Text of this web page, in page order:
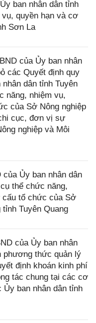
ban nhân dân tỉnh
quyền hạn và cơ
Sơn La
của Ủy ban nhân
các Quyết định quy
dân tỉnh Tuyên
năng, nhiệm vụ,
của Sở Nông nghiệp
cục, đơn vị sự
nghiệp và Môi
Ủy ban nhân dân
thể chức năng,
cấu tổ chức của Sở
Tuyên Quang
của Ủy ban nhân
phương thức quản lý
định khoán kinh phí
tác chung tại các cơ
ban nhân dân tỉnh